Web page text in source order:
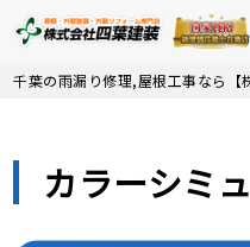
Skip
千葉の雨漏り修理,屋根工事なら【
カラーシミ